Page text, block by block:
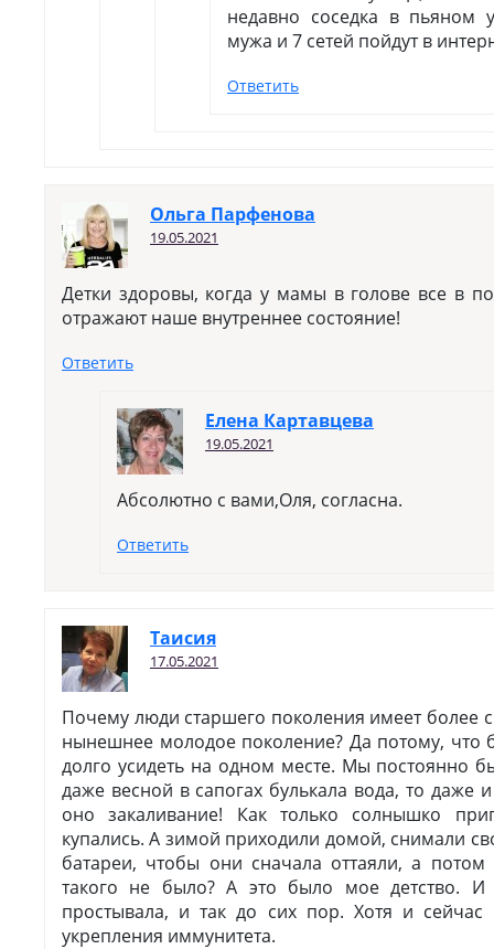
недавно соседка в пьяном
мужа и 7 сетей пойдут в
Ответить
Ольга Парфенова
19.05.2021
Детки здоровы, когда у мамы в голове все в
отражают наше внутреннее состояние!
Ответить
Елена Картавцева
19.05.2021
Абсолютно с вами,Оля, согласна.
Ответить
Таисия
17.05.2021
Почему люди старшего поколения имеет более
нынешнее молодое поколение? Да потому, что
долго усидеть на одном месте. Мы постоянно
даже весной в сапогах булькала вода, то даже
оно закаливание! Как только солнышко
купались. А зимой приходили домой, снимали
батареи, чтобы они сначала оттаяли, а
такого не было? А это было мое детство. И
простывала, и так до сих пор. Хотя и
укрепления иммунитета.